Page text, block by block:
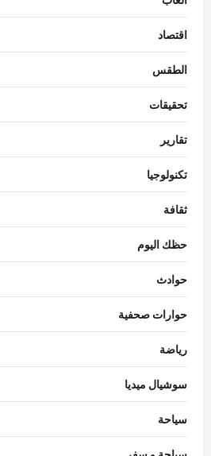
اقتصاد
الطقس
تحقيقات
تقارير
تكنولوجيا
ثقافة
حظك اليوم
حوادث
حوارات صحفية
رياضة
سوشيال ميديا
سياحة